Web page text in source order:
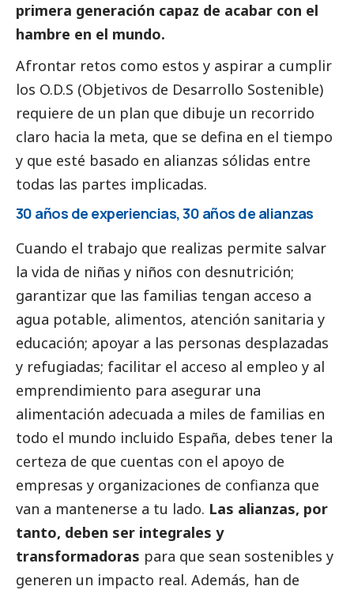
primera generación capaz de acabar con el
hambre en el mundo.
Afrontar retos como estos y aspirar a cumplir
los O.D.S (Objetivos de Desarrollo Sostenible)
requiere de un plan que dibuje un recorrido
claro hacia la meta, que se defina en el tiempo
y que esté basado en alianzas sólidas entre
todas las partes implicadas.
30 años de experiencias, 30 años de alianzas
Cuando el trabajo que realizas permite salvar
la vida de niñas y niños con desnutrición;
garantizar que las familias tengan acceso a
agua potable, alimentos, atención sanitaria y
educación; apoyar a las personas desplazadas
y refugiadas; facilitar el acceso al empleo y al
emprendimiento para asegurar una
alimentación adecuada a miles de familias en
todo el mundo incluido España, debes tener la
certeza de que cuentas con el apoyo de
empresas y organizaciones de confianza que
van a mantenerse a tu lado. Las alianzas, por
tanto, deben ser integrales y
transformadoras para que sean sostenibles y
generen un impacto real. Además, han de